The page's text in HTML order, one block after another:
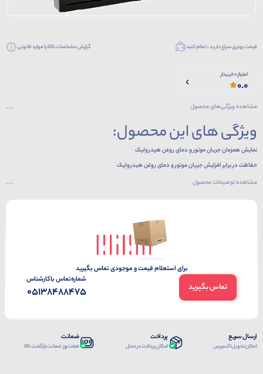
قیمت بهتری سراغ دارید ، اعلام کنید گزارش مشخصات کالا یا موارد قانونی
امتیاز 0 خریدار
0.0
مشاهده ویژگی‌های محصول
ویژگی های این محصول:
نمایش همزمان جریان موتور و دمای روغن هیدرولیک
حفاظت در برابر افزایش جریان موتور و دمای روغن هیدرولیک
قابلیت نمایش ساعت کارکرد دستگاه سنگ شکن
مشاهده توضیحات محصول
برای استعلام قیمت و موجودی تماس بگیرید
تماس بگیرید
شماره‌تماس‌ با‌کارشناس
05138488475
ارسال سریع
امکان تحویل اکسپرس
پرداخت
امکان پرداخت در محل
ضمانت
هفت روز ضمانت بازگشت کالا